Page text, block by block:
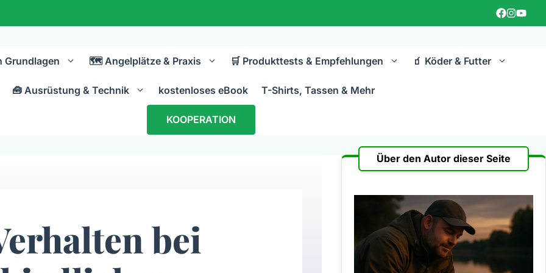
Grundlagen 🗺️ Angelplätze & Praxis 🛒 Produkttests & Empfehlungen 🧃 Köder & Futter
🧰 Ausrüstung & Technik kostenloses eBook T-Shirts, Tassen & Mehr
KOOPERATION
bei
Über den Autor dieser Seite